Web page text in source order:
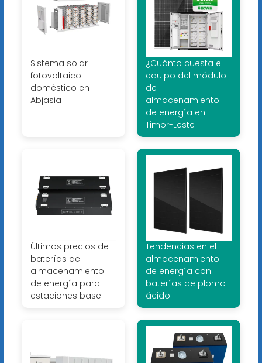
Sistema solar
fotovoltaico
doméstico en
Abjasia
¿Cuánto cuesta el
equipo del módulo
de
almacenamiento
de energía en
Timor-Leste
Últimos precios de
baterías de
almacenamiento
de energía para
estaciones base
Tendencias en el
almacenamiento
de energía con
baterías de plomo-
ácido